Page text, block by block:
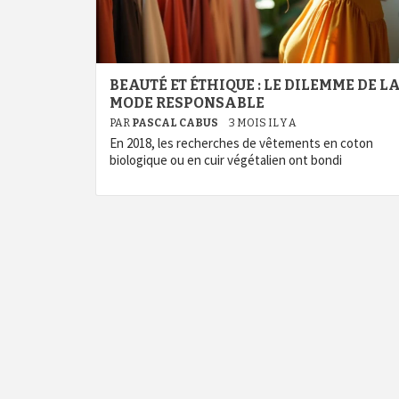
BEAUTÉ ET ÉTHIQUE : LE DILEMME DE
MODE RESPONSABLE
PAR PASCAL CABUS 3 MOIS IL Y A
En 2018, les recherches de vêtements en coton
biologique ou en cuir végétalien ont bondi